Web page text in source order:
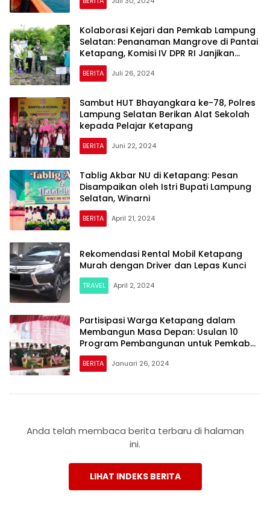
Kolaborasi Kejari dan Pemkab Lampung
Selatan: Penanaman Mangrove di Pantai
Ketapang, Komisi IV DPR RI Janjikan
Pembangunan Akses Jalan di
Sumbernadi
BERITA Juli 26, 2024
Sambut HUT Bhayangkara ke-78, Polres
Lampung Selatan Berikan Alat Sekolah
kepada Pelajar Ketapang
BERITA Juni 22, 2024
Tablig Akbar NU di Ketapang: Pesan
Disampaikan oleh Istri Bupati Lampung
Selatan, Winarni
BERITA April 21, 2024
Rekomendasi Rental Mobil Ketapang
Murah dengan Driver dan Lepas Kunci
TRAVEL April 2, 2024
Partisipasi Warga Ketapang dalam
Membangun Masa Depan: Usulan 10
Program Pembangunan untuk Pemkab
Lampung Selatan
BERITA Januari 26, 2024
Anda telah membaca berita terbaru di halaman
ini.
LIHAT INDEKS BERITA